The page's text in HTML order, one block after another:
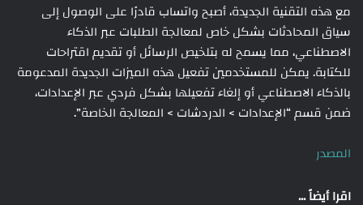
مع هذه التقنية الجديدة، أصبح واتساب قادرًا على الوصول إلى
سياق المحادثات بشكل خاص لمعالجة الطلبات عبر الذكاء
الاصطناعي، مما يسمح له بتلخيص الرسائل أو تقديم اقتراحات
للكتابة. يمكن للمستخدمين تفعيل هذه الميزات الجديدة المدعومة
بالذكاء الاصطناعي أو إلغاء تفعيلها بشكل فردي عبر الإعدادات،
ضمن قسم “الإعدادات > الدردشات > المعالجة الخاصة”.
المصدر
اقرا أيضاً ...